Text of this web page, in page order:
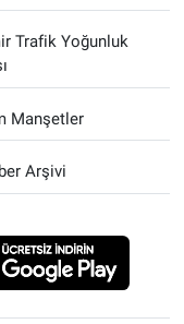
Trafik Yoğunluk
Manşetler
Arşivi